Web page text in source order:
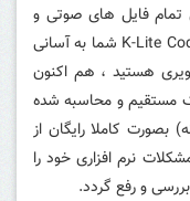
تمام فایل های صوتی و
با K-Lite Codec Pack شما به آسانی
هستید ، هم اکنون
مستقیم و محاسبه شده
کاملا رایگان از
نرم افزاری خود را
و رفع گردد.